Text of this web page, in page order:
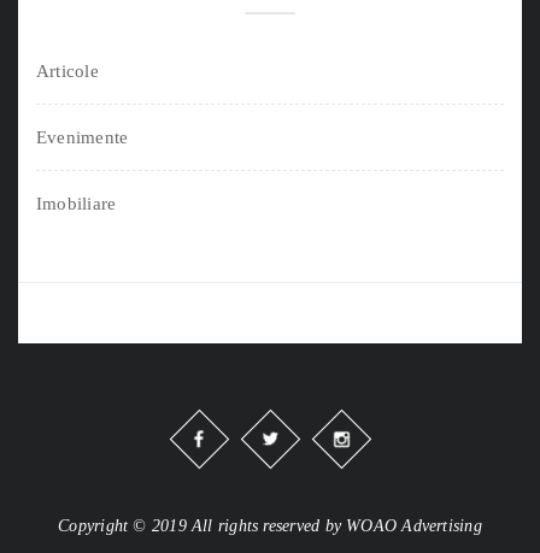
Articole
Evenimente
Imobiliare
Copyright © 2019 All rights reserved by WOAO Advertising